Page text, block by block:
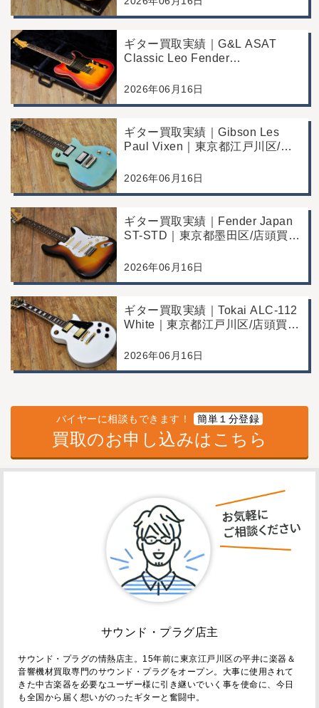
ギター買取実績｜G&L ASAT
Classic Leo Fender
江戸川区/店頭買取/コンディショ
2026年06月16日
ギター買取実績｜Gibson Les
Paul Vixen｜東京都江戸川区/店
例
2026年06月16日
ギター買取実績｜Fender Japan
ST-STD｜東京都墨田区/店頭買
2026年06月16日
ギター買取実績｜Tokai ALC-112
White｜東京都江戸川区/店頭買
2026年06月16日
バイヤーに相談もできます！ 簡単１分登録
買取のお申し込みはこちら
サウンド・プラグ店主
サウンド・プラグの情熱店主。15年前に東京江戸川区の平井に楽器＆
音響機材買取専門のサウンド・プラグをオープン。大事に使用されて
きた中古楽器を必要なユーザー様に引き継いでいく事を使命に、今日
も全国から届く想いがのったギターと奮闘中。